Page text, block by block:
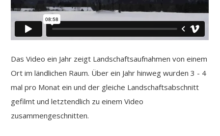
Das Video ein Jahr zeigt Landschaftsaufnahmen von einem
Ort im ländlichen Raum. Über ein Jahr hinweg wurden 3 - 4
mal pro Monat ein und der gleiche Landschaftsabschnitt
gefilmt und letztendlich zu einem Video
zusammengeschnitten.